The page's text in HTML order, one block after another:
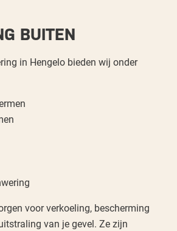
BUITEN
in Hengelo bieden wij onder
voor verkoeling, bescherming
van je gevel. Ze zijn